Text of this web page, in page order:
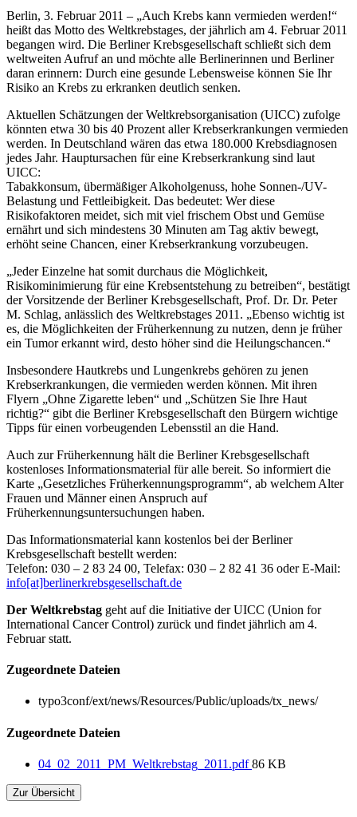
Berlin, 3. Februar 2011 – „Auch Krebs kann vermieden werden!“
heißt das Motto des Weltkrebstages, der jährlich am 4. Februar 2011
begangen wird. Die Berliner Krebsgesellschaft schließt sich dem
weltweiten Aufruf an und möchte alle Berlinerinnen und Berliner
daran erinnern: Durch eine gesunde Lebensweise können Sie Ihr
Risiko an Krebs zu erkranken deutlich senken.
Aktuellen Schätzungen der Weltkrebsorganisation (UICC) zufolge
könnten etwa 30 bis 40 Prozent aller Krebserkrankungen vermieden
werden. In Deutschland wären das etwa 180.000 Krebsdiagnosen
jedes Jahr. Hauptursachen für eine Krebserkrankung sind laut
UICC:
Tabakkonsum, übermäßiger Alkoholgenuss, hohe Sonnen-/UV-
Belastung und Fettleibigkeit. Das bedeutet: Wer diese
Risikofaktoren meidet, sich mit viel frischem Obst und Gemüse
ernährt und sich mindestens 30 Minuten am Tag aktiv bewegt,
erhöht seine Chancen, einer Krebserkrankung vorzubeugen.
„Jeder Einzelne hat somit durchaus die Möglichkeit,
Risikominimierung für eine Krebsentstehung zu betreiben“, bestätigt
der Vorsitzende der Berliner Krebsgesellschaft, Prof. Dr. Dr. Peter
M. Schlag, anlässlich des Weltkrebstages 2011. „Ebenso wichtig ist
es, die Möglichkeiten der Früherkennung zu nutzen, denn je früher
ein Tumor erkannt wird, desto höher sind die Heilungschancen.“
Insbesondere Hautkrebs und Lungenkrebs gehören zu jenen
Krebserkrankungen, die vermieden werden können. Mit ihren
Flyern „Ohne Zigarette leben“ und „Schützen Sie Ihre Haut
richtig?“ gibt die Berliner Krebsgesellschaft den Bürgern wichtige
Tipps für einen vorbeugenden Lebensstil an die Hand.
Auch zur Früherkennung hält die Berliner Krebsgesellschaft
kostenloses Informationsmaterial für alle bereit. So informiert die
Karte „Gesetzliches Früherkennungsprogramm“, ab welchem Alter
Frauen und Männer einen Anspruch auf
Früherkennungsuntersuchungen haben.
Das Informationsmaterial kann kostenlos bei der Berliner
Krebsgesellschaft bestellt werden:
Telefon: 030 – 2 83 24 00, Telefax: 030 – 2 82 41 36 oder E-Mail:
info[at]berlinerkrebsgesellschaft.de
Der Weltkrebstag geht auf die Initiative der UICC (Union for
International Cancer Control) zurück und findet jährlich am 4.
Februar statt.
Zugeordnete Dateien
typo3conf/ext/news/Resources/Public/uploads/tx_news/
Zugeordnete Dateien
04_02_2011_PM_Weltkrebstag_2011.pdf86 KB
Zur Übersicht